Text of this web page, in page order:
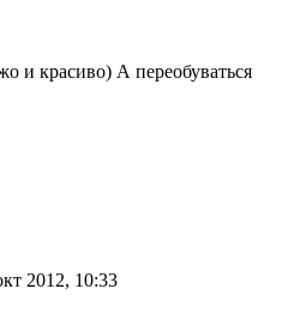
и красиво) А переобуваться
2012, 10:33